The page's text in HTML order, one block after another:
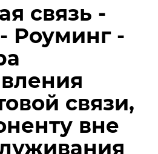
связь -
Роуминг -
связи,
вне